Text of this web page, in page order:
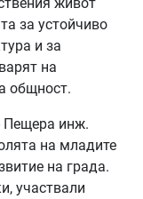
за устойчиво
и за
на
общност.
Пещера инж.
на младите
на града.
участвали